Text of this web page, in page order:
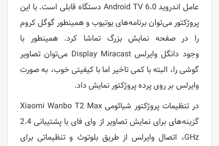
عامل اندروید Android TV 6.0 دستگاه قابلی است. با این
پروژکتور می‌توان برنامه‌های یوتیوب و همینطور گوگل کروم
را در صفحه نمایش بزرگ تماشا کرد. همینطور با
وجود دانگل وایرلس Display Miracast می‌توان تصاویر
گوشی را، البته با کمی تاخیر اما با کیفیتی خوب، به صورت
وایرلس بر روی پرده پروژکتور نمایش داد.
در تنظیمات پروژکتور شیائومی Xiaomi Wanbo T2 Max
گزینه‌های برای نمایش تصاویر از وای فای با پشتیبانی 2.4
GHz، اتصال وایرلس از طریق بلوتوث و تنظیماتی برای